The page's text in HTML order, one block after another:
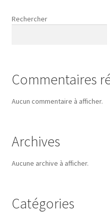
Rechercher
Commentaires
Aucun commentaire à afficher.
Archives
Aucune archive à afficher.
Catégories